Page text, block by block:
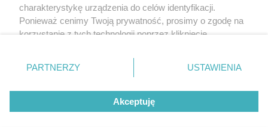
tym także elektroniczny lub mechaniczny) na jakimkolwiek polu
eksploatacji w jakiejkolwiek formie, włącznie z umieszczaniem w Internecie
bez pisemnej zgody właściciela praw. Jakiekolwiek użycie lub
bez właściwej zgody, jest zabronione pod groźbą kary i może być ścigane
charakterystykę urządzenia do celów identyfikacji.
Ponieważ cenimy Twoją prywatność, prosimy o zgodę na
korzystanie z tych technologii poprzez kliknięcie
zmienić/wycofać klikając przycisk ustawień prywatności
znajdujący się w lewym dolnym rogu strony
rodzaje przetwarzania danych nie wymagają zgody
użytkownika, ale masz prawo sprzeciwić się takiemu
przetwarzaniu. Preferencje będą miały zastosowanie tylko
PARTNERZY USTAWIENIA
Akceptuję